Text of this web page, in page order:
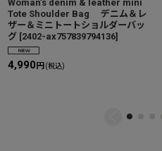
Woman’s denim & leather mini
Tote Shoulder Bag デニム＆レ
ザー＆ミニトートショルダーバッ
グ [2402-ax757839794136]
4,990 円 (税込)